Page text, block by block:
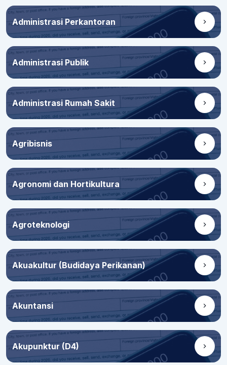
Administrasi Perkantoran
Administrasi Publik
Administrasi Rumah Sakit
Agribisnis
Agronomi dan Hortikultura
Agroteknologi
Akuakultur (Budidaya Perikanan)
Akuntansi
Akupunktur (D4)